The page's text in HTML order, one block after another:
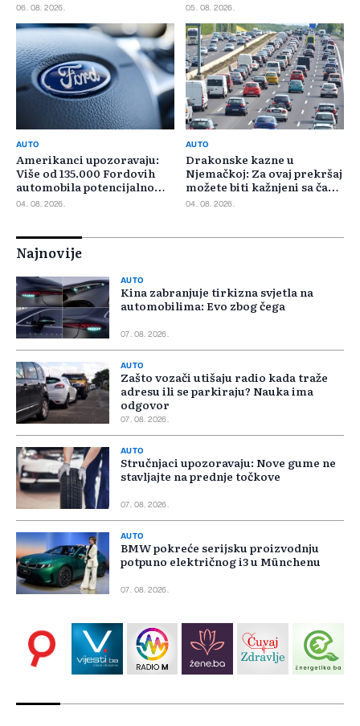
06. 08. 2026. 05. 08. 2026.
AUTO
Amerikanci upozoravaju:
Više od 135.000 Fordovih
automobila potencijalno
rizično
04. 08. 2026.
AUTO
Drakonske kazne u
Njemačkoj: Za ovaj prekršaj
možete biti kažnjeni sa čak
30.000 eura
04. 08. 2026.
Najnovije
AUTO
Kina zabranjuje tirkizna svjetla na
automobilima: Evo zbog čega
07. 08. 2026.
AUTO
Zašto vozači utišaju radio kada traže
adresu ili se parkiraju? Nauka ima
odgovor
07. 08. 2026.
AUTO
Stručnjaci upozoravaju: Nove gume ne
stavljajte na prednje točkove
07. 08. 2026.
AUTO
BMW pokreće serijsku proizvodnju
potpuno električnog i3 u Münchenu
07. 08. 2026.